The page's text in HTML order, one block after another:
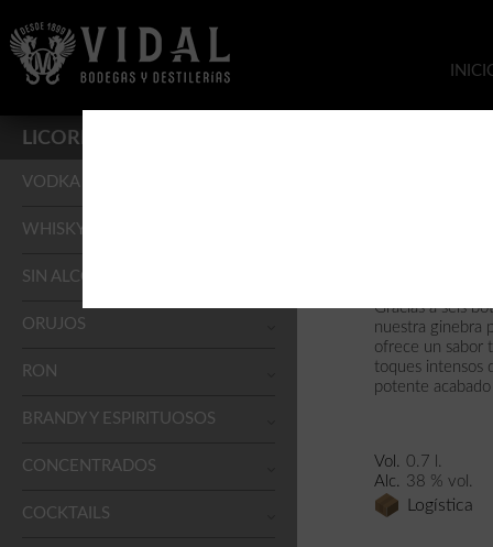
LICORES
VODKA
WHISKY
SIN ALCOHOL
ORUJOS
RON
BRANDY Y ESPIRITUOSOS
CONCENTRADOS
COCKTAILS
Gracias a seis
nuestra ginebra
ofrece un sabor
toques intensos
potente
Vol. 0.7 l.
Alc. 38 % vol.
Logística